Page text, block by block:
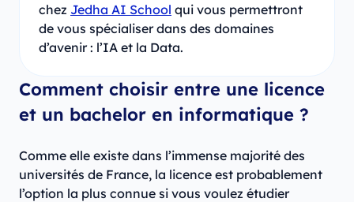
chez Jedha AI School qui vous permettront
de vous spécialiser dans des domaines
d’avenir : l’IA et la Data.
Comment choisir entre une licence
et un bachelor en informatique ?
Comme elle existe dans l’immense majorité des
universités de France, la licence est probablement
l’option la plus connue si vous voulez étudier